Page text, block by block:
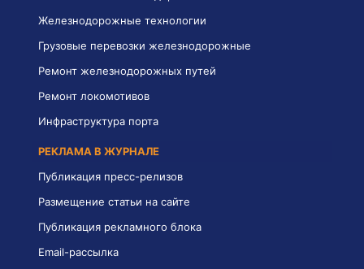
Железнодорожные технологии
Грузовые перевозки железнодорожные
Ремонт железнодорожных путей
Ремонт локомотивов
Инфраструктура порта
РЕКЛАМА В ЖУРНАЛЕ
Публикация пресс-релизов
Размещение статьи на сайте
Публикация рекламного блока
Email-рассылка